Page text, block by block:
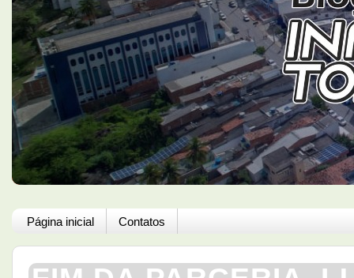
Página inicial Contatos